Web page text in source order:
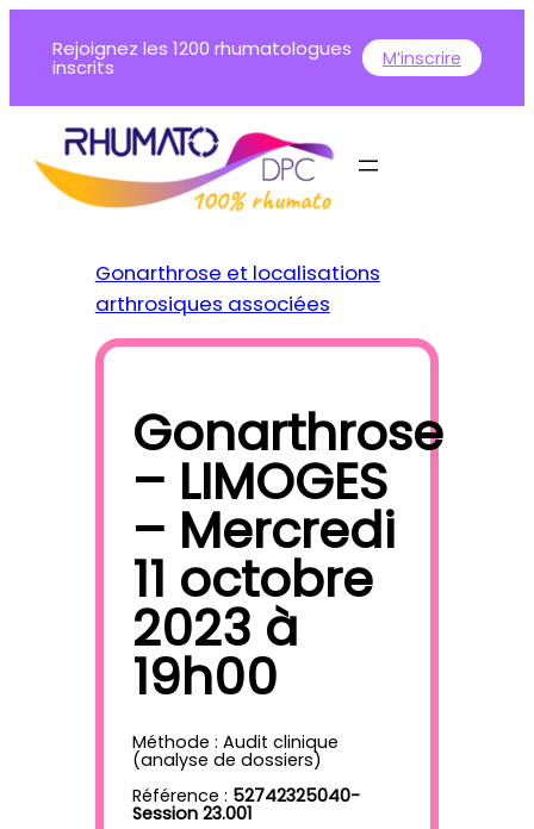
Rejoignez les 1200 rhumatologues
inscrits M’inscrire
Gonarthrose et localisations
arthrosiques associées
Gonarthrose
– LIMOGES
– Mercredi
11 octobre
2023 à
19h00
Méthode : Audit clinique
(analyse de dossiers)
Référence : 52742325040-
Session 23.001